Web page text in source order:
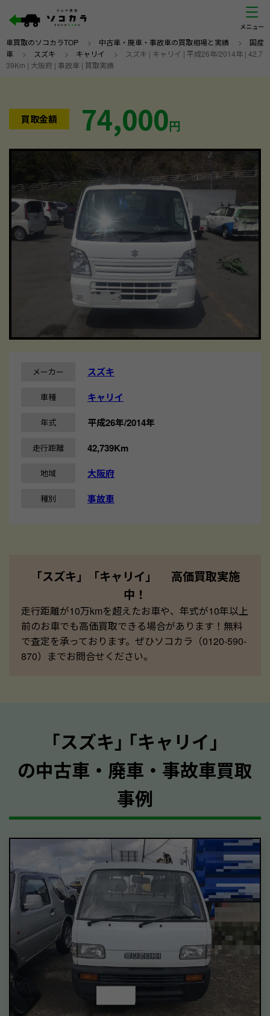
車買取のソコカラTOP > 中古車・廃車・事故車の買取相場と実績 > 国産
車 > スズキ > キャリイ >
スズキ | キャリイ | 平成26年/2014年 | 42,7
39Km | 大阪府 | 事故車 | 買取実績
買取金額 74,000円
メーカー スズキ
車種 キャリイ
年式 平成26年/2014年
走行距離 42,739Km
地域 大阪府
種別 事故車
「スズキ」「キャリイ」 高価買取実施
中！
走行距離が10万kmを超えたお車や、年式が10年以上
前のお車でも高価買取できる場合があります！無料
で査定を承っております。ぜひソコカラ（0120-590-
870）までお問合せください。
｢スズキ｣ ｢キャリイ｣
の中古車・廃車・事故車買取
事例